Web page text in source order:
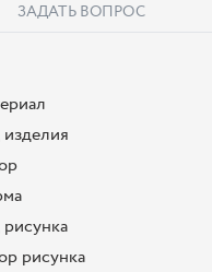
ЗАДАТЬ ВОПРОС
рисунка